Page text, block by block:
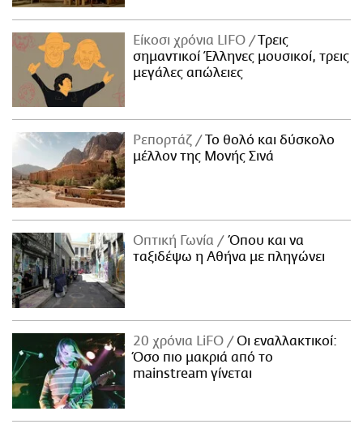
Είκοσι χρόνια LIFO
Tρεις
σημαντικοί Έλληνες μουσικοί, τρεις
μεγάλες απώλειες
Ρεπορτάζ
Το θολό και δύσκολο
μέλλον της Μονής Σινά
Οπτική Γωνία
Όπου και να
ταξιδέψω η Αθήνα με πληγώνει
20 χρόνια LiFO
Οι εναλλακτικοί:
Όσο πιο μακριά από το
mainstream γίνεται